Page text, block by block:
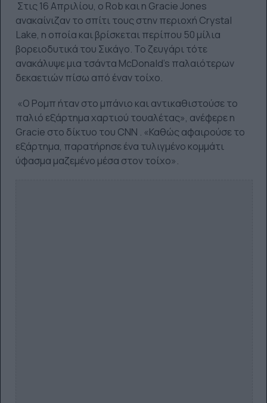
Στις 16 Απριλίου, ο Rob και η Gracie Jones
ανακαίνιζαν το σπίτι τους στην περιοχή Crystal
Lake, η οποία και βρίσκεται περίπου 50 μίλια
βορειοδυτικά του Σικάγο. Το ζευγάρι τότε
ανακάλυψε μια τσάντα McDonald's παλαιότερων
δεκαετιών πίσω από έναν τοίχο.
«Ο Ρομπ ήταν στο μπάνιο και αντικαθιστούσε το
παλιό εξάρτημα χαρτιού τουαλέτας», ανέφερε η
Gracie στο δίκτυο του CNN . «Καθώς αφαιρούσε το
εξάρτημα, παρατήρησε ένα τυλιγμένο κομμάτι
ύφασμα μαζεμένο μέσα στον τοίχο».